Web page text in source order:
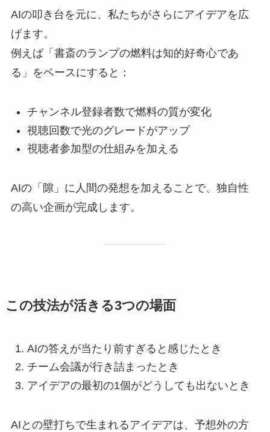
AIの叩き台を元に、私たちがさらにアイデアを広
げます。
例えば「書斎のランプの燃料は知的好奇心であ
る」をベースにすると：
チャンネル登録者数で燃料の質が変化
視聴回数で光のグレードがアップ
視聴者参加型の仕組みを加える
AIの「隙」に人間の発想を加えることで、独自性
の高い企画が完成します。
この技法が活きる3つの場面
AIの答えが当たり前すぎると感じたとき
チーム会議が行き詰まったとき
アイデアの最初の1個がどうしても出ないとき
AIとの壁打ちで生まれるアイデアは、予想外の方